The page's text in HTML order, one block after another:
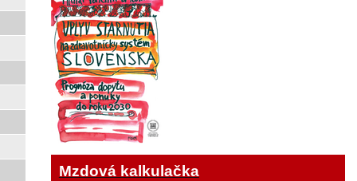
Mzdová kalkulačka